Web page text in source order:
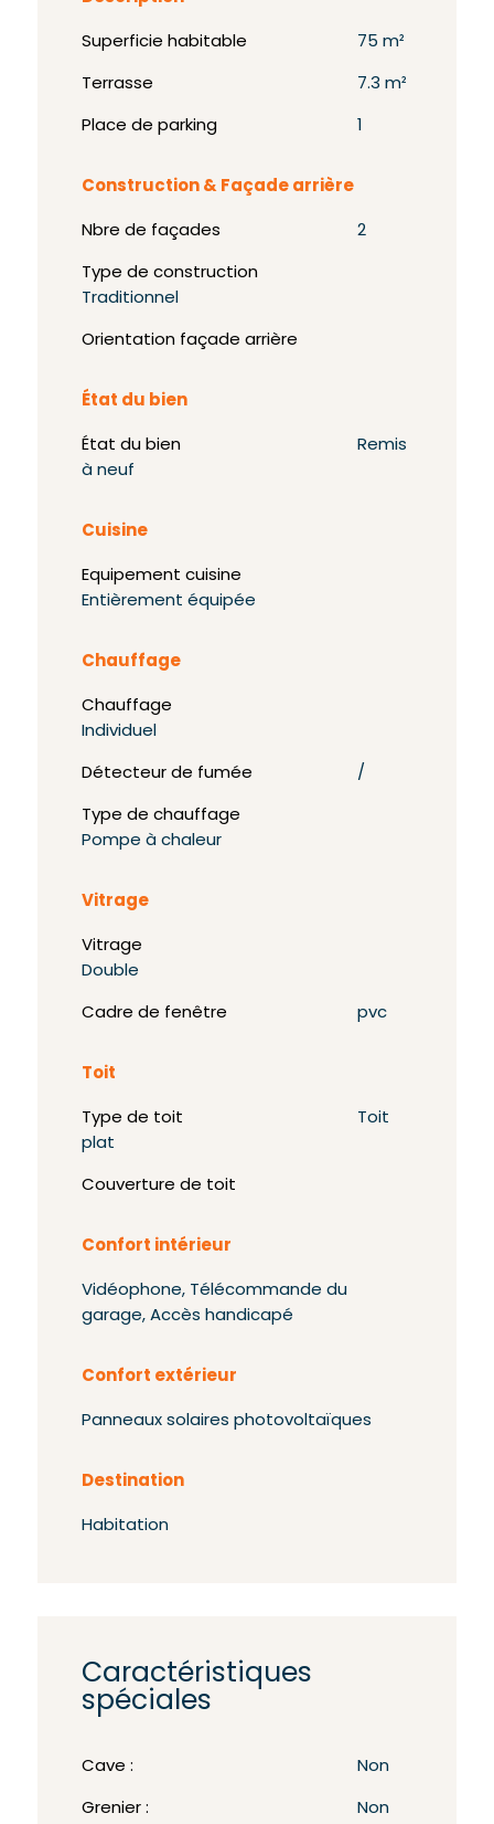
Superficie habitable 75 m²
Terrasse 7.3 m²
Place de parking 1
Construction & Façade arrière
Nbre de façades 2
Type de construction
Traditionnel
Orientation façade arrière
État du bien
État du bien
Remis
à neuf
Cuisine
Equipement cuisine
Entièrement équipée
Chauffage
Chauffage
Individuel
Détecteur de fumée /
Type de chauffage
Pompe à chaleur
Vitrage
Vitrage
Double
Cadre de fenêtre pvc
Toit
Type de toit
Toit
plat
Couverture de toit
Confort intérieur
Vidéophone, Télécommande du
garage, Accès handicapé
Confort extérieur
Panneaux solaires photovoltaïques
Destination
Habitation
Caractéristiques
spéciales
Cave : Non
Grenier : Non